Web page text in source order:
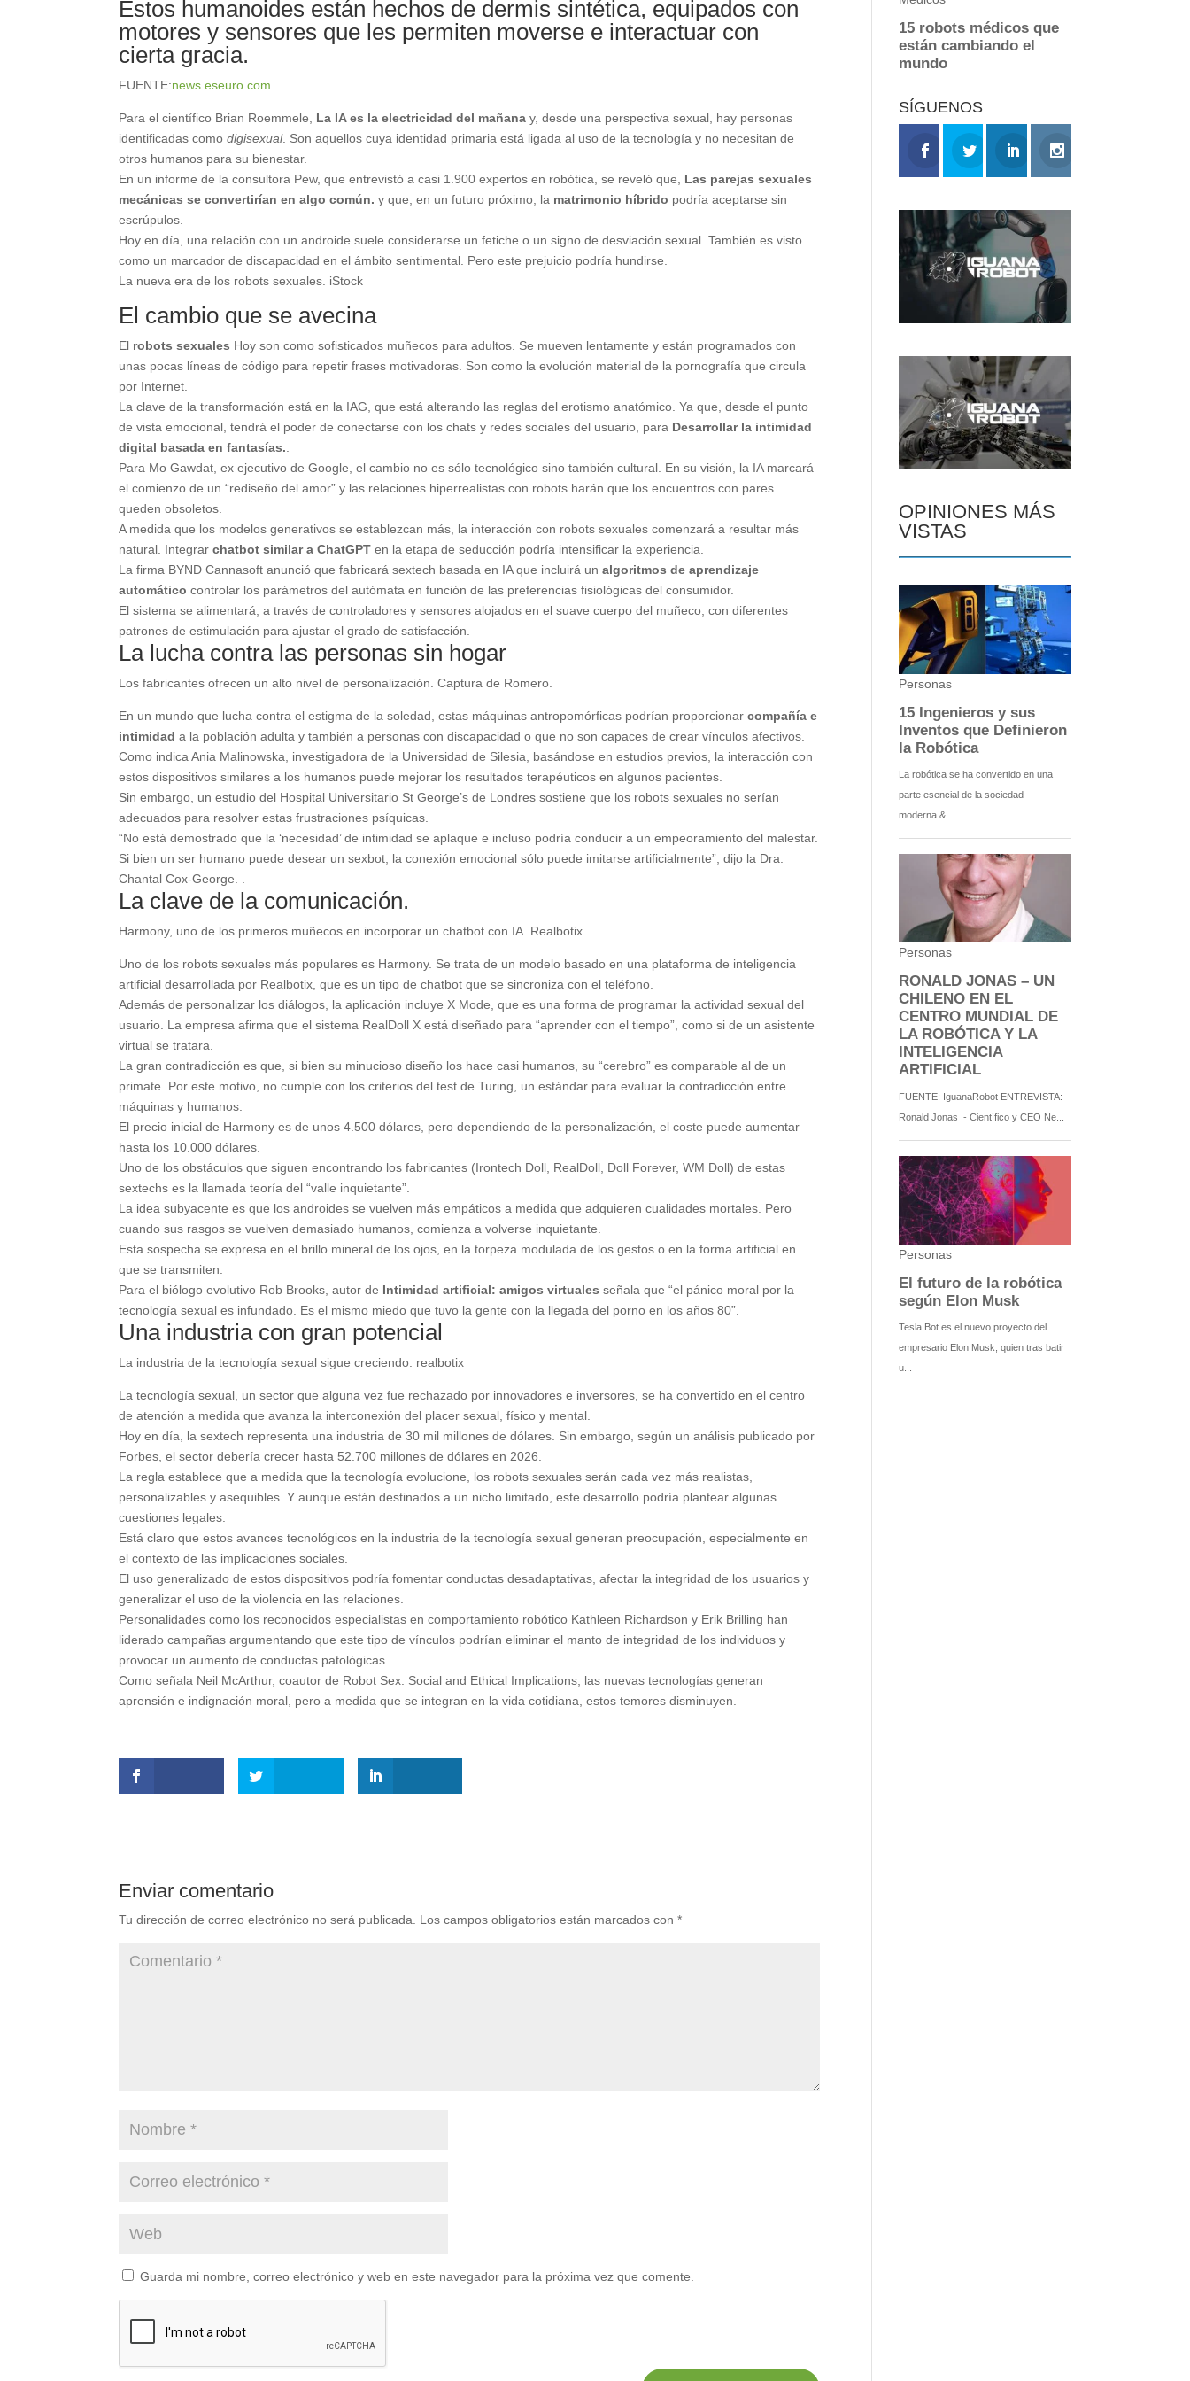
Estos humanoides están hechos de dermis sintética, equipados con
motores y sensores que les permiten moverse e interactuar con
cierta gracia.
FUENTE:news.eseuro.com
Para el científico Brian Roemmele, La IA es la electricidad del mañana y, desde una perspectiva sexual, hay personas
identificadas comodigisexual. Son aquellos cuya identidad primaria está ligada al uso de la tecnología y no necesitan de
otros humanos para su bienestar.
En un informe de la consultora Pew, que entrevistó a casi 1.900 expertos en robótica, se reveló que, Las parejas sexuales
mecánicas se convertirían en algo común. y que, en un futuro próximo, la matrimonio híbrido podría aceptarse sin
escrúpulos.
Hoy en día, una relación con un androide suele considerarse un fetiche o un signo de desviación sexual. También es visto
como un marcador de discapacidad en el ámbito sentimental. Pero este prejuicio podría hundirse.
La nueva era de los robots sexuales. iStock
El cambio que se avecina
El robots sexuales Hoy son como sofisticados muñecos para adultos. Se mueven lentamente y están programados con
unas pocas líneas de código para repetir frases motivadoras. Son como la evolución material de la pornografía que circula
por Internet.
La clave de la transformación está en la IAG, que está alterando las reglas del erotismo anatómico. Ya que, desde el punto
de vista emocional, tendrá el poder de conectarse con los chats y redes sociales del usuario, para Desarrollar la intimidad
digital basada en fantasías.
Para Mo Gawdat, ex ejecutivo de Google, el cambio no es sólo tecnológico sino también cultural. En su visión, la IA marcará
el comienzo de un “rediseño del amor” y las relaciones hiperrealistas con robots harán que los encuentros con pares
queden obsoletos.
A medida que los modelos generativos se establezcan más, la interacción con robots sexuales comenzará a resultar más
natural. Integrarchatbot similar a ChatGPT en la etapa de seducción podría intensificar la experiencia.
La firma BYND Cannasoft anunció que fabricará sextech basada en IA que incluirá unalgoritmos de aprendizaje
automático controlar los parámetros del autómata en función de las preferencias fisiológicas del consumidor.
El sistema se alimentará, a través de controladores y sensores alojados en el suave cuerpo del muñeco, con diferentes
patrones de estimulación para ajustar el grado de satisfacción.
La lucha contra las personas sin hogar
Los fabricantes ofrecen un alto nivel de personalización. Captura de Romero.
En un mundo que lucha contra el estigma de la soledad, estas máquinas antropomórficas podrían proporcionarcompañía e
intimidad a la población adulta y también a personas con discapacidad o que no son capaces de crear vínculos afectivos.
Como indica Ania Malinowska, investigadora de la Universidad de Silesia, basándose en estudios previos, la interacción con
estos dispositivos similares a los humanos puede mejorar los resultados terapéuticos en algunos pacientes.
Sin embargo, un estudio del Hospital Universitario St George’s de Londres sostiene que los robots sexuales no serían
adecuados para resolver estas frustraciones psíquicas.
“No está demostrado que la ‘necesidad’ de intimidad se aplaque e incluso podría conducir a un empeoramiento del malestar.
Si bien un ser humano puede desear un sexbot, la conexión emocional sólo puede imitarse artificialmente”, dijo la Dra.
Chantal Cox-George. .
La clave de la comunicación.
Harmony, uno de los primeros muñecos en incorporar un chatbot con IA. Realbotix
Uno de los robots sexuales más populares es Harmony. Se trata de un modelo basado en una plataforma de inteligencia
artificial desarrollada por Realbotix, que es un tipo de chatbot que se sincroniza con el teléfono.
Además de personalizar los diálogos, la aplicación incluye X Mode, que es una forma de programar la actividad sexual del
usuario. La empresa afirma que el sistema RealDoll X está diseñado para “aprender con el tiempo”, como si de un asistente
virtual se tratara.
La gran contradicción es que, si bien su minucioso diseño los hace casi humanos, su “cerebro” es comparable al de un
primate. Por este motivo, no cumple con los criterios del test de Turing, un estándar para evaluar la contradicción entre
máquinas y humanos.
El precio inicial de Harmony es de unos 4.500 dólares, pero dependiendo de la personalización, el coste puede aumentar
hasta los 10.000 dólares.
Uno de los obstáculos que siguen encontrando los fabricantes (Irontech Doll, RealDoll, Doll Forever, WM Doll) de estas
sextechs es la llamada teoría del “valle inquietante”.
La idea subyacente es que los androides se vuelven más empáticos a medida que adquieren cualidades mortales. Pero
cuando sus rasgos se vuelven demasiado humanos, comienza a volverse inquietante.
Esta sospecha se expresa en el brillo mineral de los ojos, en la torpeza modulada de los gestos o en la forma artificial en
que se transmiten.
Para el biólogo evolutivo Rob Brooks, autor de Intimidad artificial: amigos virtuales señala que “el pánico moral por la
tecnología sexual es infundado. Es el mismo miedo que tuvo la gente con la llegada del porno en los años 80”.
Una industria con gran potencial
La industria de la tecnología sexual sigue creciendo. realbotix
La tecnología sexual, un sector que alguna vez fue rechazado por innovadores e inversores, se ha convertido en el centro
de atención a medida que avanza la interconexión del placer sexual, físico y mental.
Hoy en día, la sextech representa una industria de 30 mil millones de dólares. Sin embargo, según un análisis publicado por
Forbes, el sector debería crecer hasta 52.700 millones de dólares en 2026.
La regla establece que a medida que la tecnología evolucione, los robots sexuales serán cada vez más realistas,
personalizables y asequibles. Y aunque están destinados a un nicho limitado, este desarrollo podría plantear algunas
cuestiones legales.
Está claro que estos avances tecnológicos en la industria de la tecnología sexual generan preocupación, especialmente en
el contexto de las implicaciones sociales.
El uso generalizado de estos dispositivos podría fomentar conductas desadaptativas, afectar la integridad de los usuarios y
generalizar el uso de la violencia en las relaciones.
Personalidades como los reconocidos especialistas en comportamiento robótico Kathleen Richardson y Erik Brilling han
liderado campañas argumentando que este tipo de vínculos podrían eliminar el manto de integridad de los individuos y
provocar un aumento de conductas patológicas.
Como señala Neil McArthur, coautor de Robot Sex: Social and Ethical Implications, las nuevas tecnologías generan
aprensión e indignación moral, pero a medida que se integran en la vida cotidiana, estos temores disminuyen.
Enviar comentario
Tu dirección de correo electrónico no será publicada. Los campos obligatorios están marcados con*
Guarda mi nombre, correo electrónico y web en este navegador para la próxima vez que comente.
SÍGUENOS
OPINIONES MÁS
VISTAS